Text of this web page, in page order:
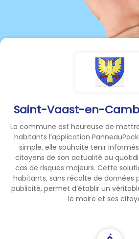
Saint-Vaast-en-
La commune est heureuse de
habitants l’application
simple, elle souhaite tenir
citoyens de son actualité au
cas de risques majeurs. Cette
habitants, sans récolte de données
publicité, permet d’établir un
le maire et ses